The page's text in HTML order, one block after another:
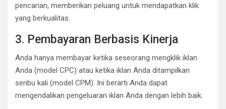
pencarian, memberikan peluang untuk mendapatkan klik
yang berkualitas.
3. Pembayaran Berbasis Kinerja
Anda hanya membayar ketika seseorang mengklik iklan
Anda (model CPC) atau ketika iklan Anda ditampilkan
seribu kali (model CPM). Ini berarti Anda dapat
mengendalikan pengeluaran iklan Anda dengan lebih baik.